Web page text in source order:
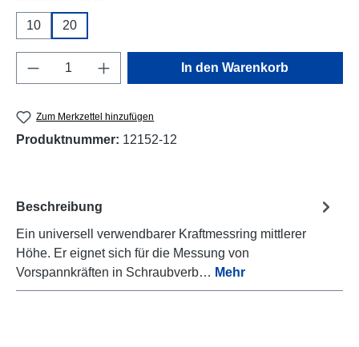
10 20
Produkt Anzahl: Gib den gewünschten
In den Warenkorb
Zum Merkzettel hinzufügen
Produktnummer: 12152-12
Beschreibung
Ein universell verwendbarer Kraftmessring mittlerer
Höhe. Er eignet sich für die Messung von
Vorspannkräften in Schraubverb… Mehr